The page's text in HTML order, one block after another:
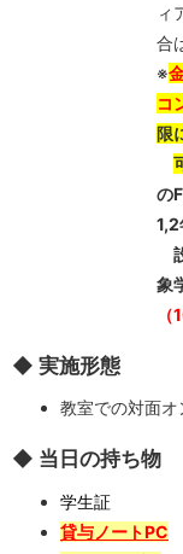
ィ
合
※
コ
限
の
象
◆ 実施形態
教室での対面
◆ 当日の持ち物
学生証
貸与ノートPC